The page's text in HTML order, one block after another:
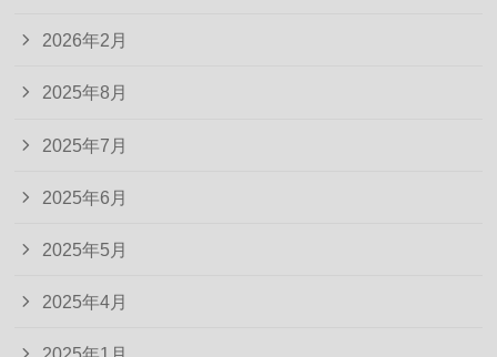
2026年2月
2025年8月
2025年7月
2025年6月
2025年5月
2025年4月